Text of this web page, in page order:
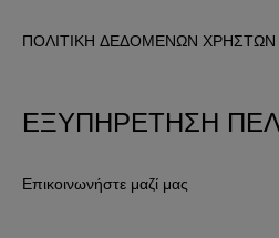
ΠΟΛΙΤΙΚΗ ΔΕΔΟΜΕΝΩΝ ΧΡΗΣΤΩΝ
ΕΞΥΠΗΡΕΤΗΣΗ
Επικοινωνήστε μαζί μας